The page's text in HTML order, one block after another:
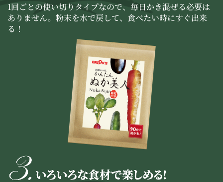
1回ごとの使い切りタイプなので、毎日かき混ぜる必要は
ありません。粉末を水で戻して、食べたい時にすぐ出来
る！